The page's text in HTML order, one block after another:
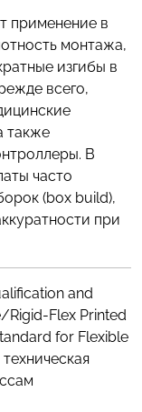
применение в
монтажа,
изгибы в
всего,
также
В
часто
(box build),
при
and
Rigid-Flex Printed
for Flexible